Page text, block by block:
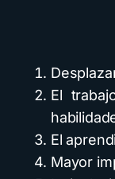
El
El
Mayor